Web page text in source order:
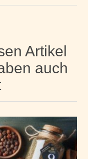
Artikel
auch